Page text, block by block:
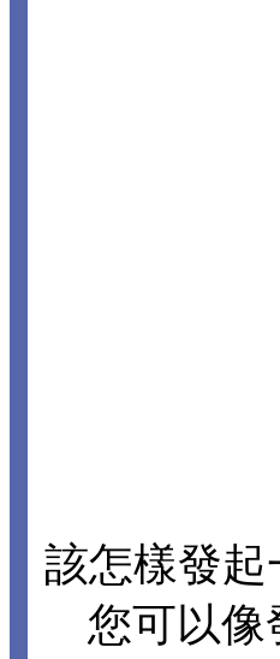
該怎樣發起
您可以像